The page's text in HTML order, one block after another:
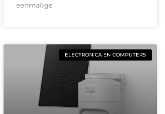
eenmalige
ELECTRONICA EN COMPUTERS